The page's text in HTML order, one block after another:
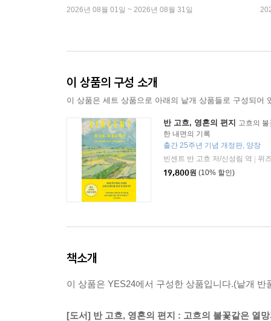
2026년 08월 01일 ~ 2026년 08월 31일
이 상품의 구성 소개
이 상품은 세트 상품으로 아래의 낱개 상품들로 구성되어
반 고흐, 영혼의 편지
고흐의
한 내면의 기록
출간 25주년 기념 개정판, 양장
빈센트 반 고흐 저/신성림 역
위
19,800원 (10% 할인)
책소개
이 상품은 YES24에서 구성한 상품입니다.(낱개 반
[도서] 반 고흐, 영혼의 편지 : 고흐의 불꽃같은 열